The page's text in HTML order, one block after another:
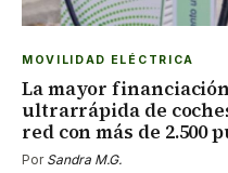
MOVILIDAD ELÉCTRICA
La mayor
ultrarrápida de
red con más de 2.500
Por Sandra M.G.